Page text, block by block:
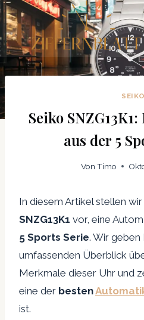
Zum
Inhalt
springen
SEIKO
Seiko
aus der 5
Von Timo
In diesem Artikel stellen wir
SNZG13K1 vor, eine
5 Sports Serie. Wir geben
umfassenden Überblick
Merkmale dieser Uhr und
eine der besten
ist.